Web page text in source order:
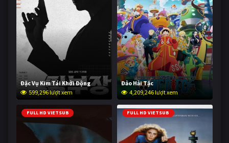
Đặc Vụ Kim Tái Khởi Động
599,296 lượt xem
Đảo Hải Tặc
4,209,246 lượt xem
FULL HD VIETSUB FULL HD VIETSUB